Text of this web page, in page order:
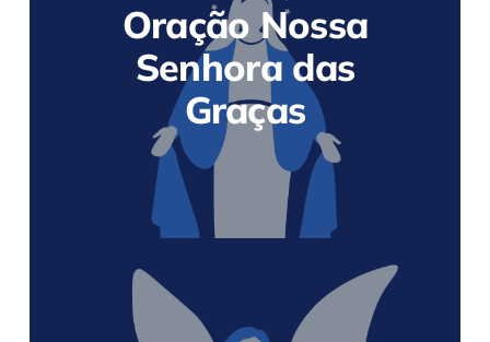
Oração Nossa
Senhora das
Graças